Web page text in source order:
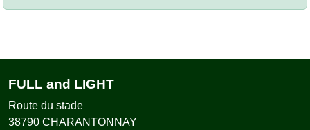
FULL and LIGHT
Route du stade
38790 CHARANTONNAY